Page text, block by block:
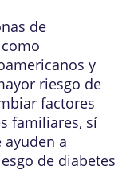
de
y
riesgo de
factores
familiares, sí
a
de diabetes